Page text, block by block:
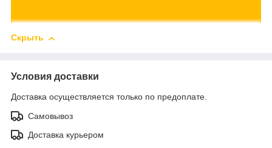
Скрыть
Условия доставки
Доставка осуществляется только по предоплате.
Самовывоз
Доставка курьером